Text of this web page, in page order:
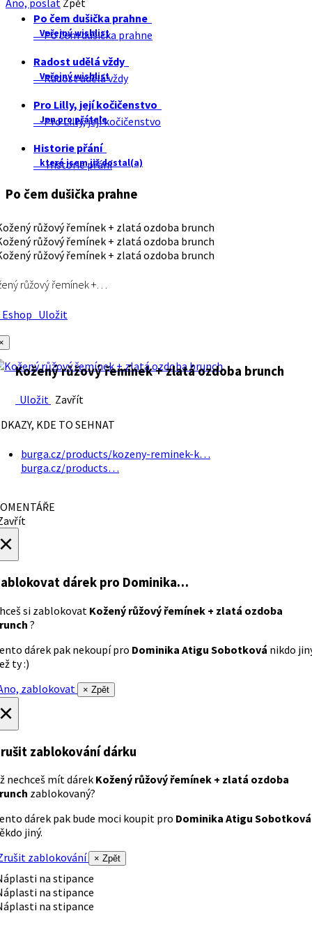
Ano, poslat Zpět
Po čem dušička prahne
Veřejný wishlist
Po čem dušička prahne
Radost udělá vždy
Veřejný wishlist
Radost udělá vždy
Pro Lilly, její kočičenstvo
Jen pro přátele
Pro Lilly, její kočičenstvo
Historie přání
které jsem již dostal(a)
Historie přání
Po čem dušička prahne
růžový řemínek +…
Uložit
Kožený růžový řemínek + zlatá ozdoba brunch
Uložit Zavřít
KDE TO SEHNAT
burga.cz/products/kozeny-reminek-k…
burga.cz/products…
dárek pro Dominika…
si zablokovat Kožený růžový řemínek + zlatá ozdoba
?
dárek pak nekoupí pro Dominika Atigu Sobotková nikdo
ty :)
zablokovat
× Zpět
zablokování dárku
nechceš mít dárek Kožený růžový řemínek + zlatá ozdoba
zablokovaný?
dárek pak bude moci koupit pro Dominika Atigu Sobotková
jiný.
zablokování
× Zpět